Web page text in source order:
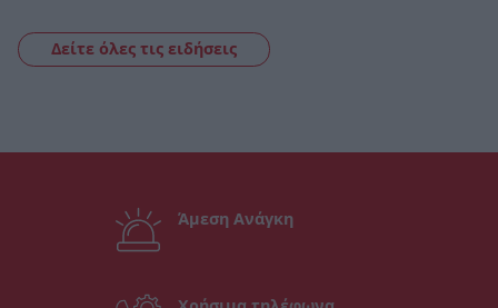
Δείτε όλες τις ειδήσεις
Άμεση Ανάγκη